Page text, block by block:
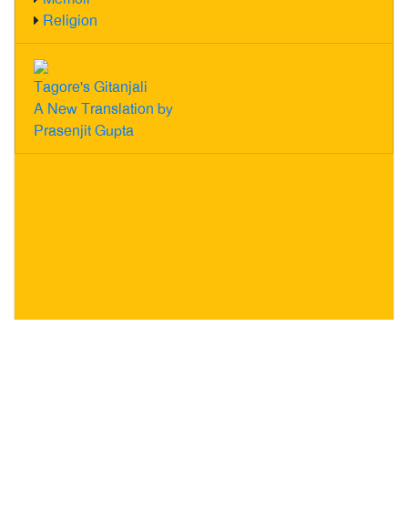
Religion
Tagore's Gitanjali
A New Translation by
Prasenjit Gupta